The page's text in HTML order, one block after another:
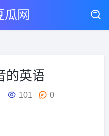
瓜网
的英语
101 0